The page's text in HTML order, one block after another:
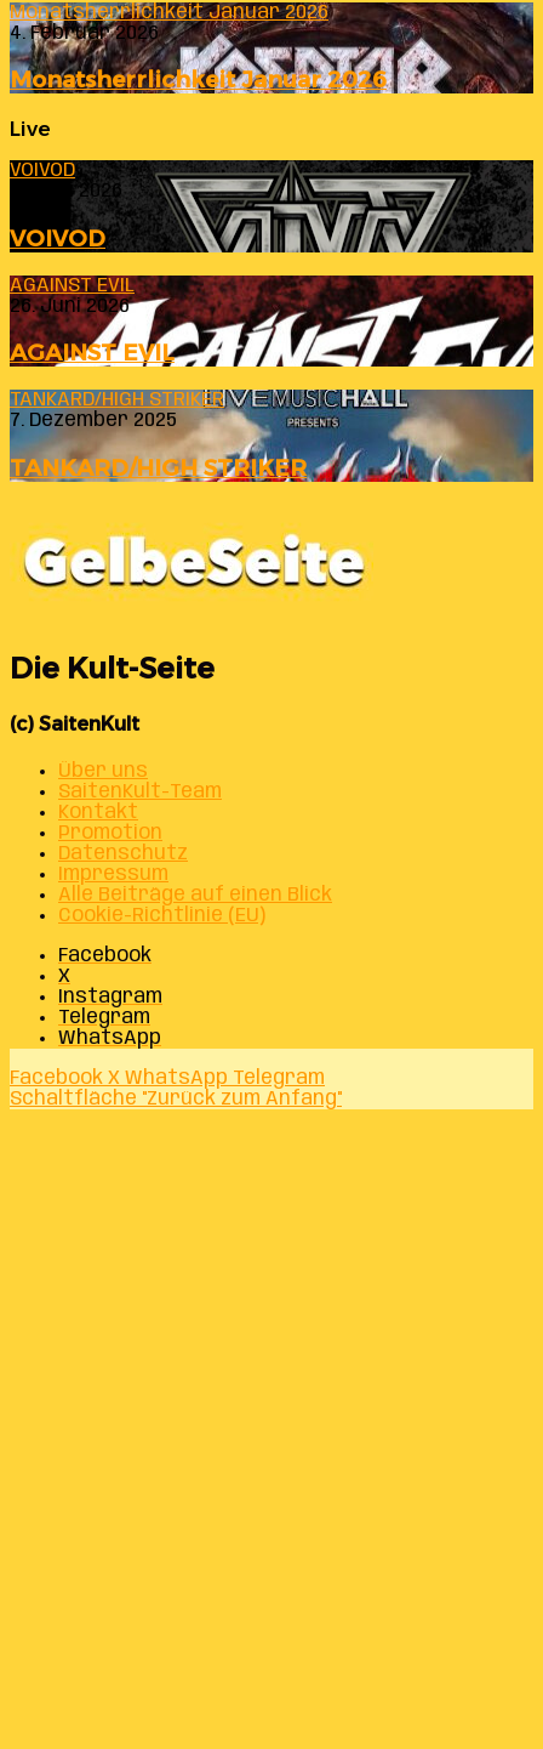
Monatsherrlichkeit Januar 2026
4. Februar 2026
Monatsherrlichkeit Januar 2026
Live
VOIVOD
23. Juli 2026
VOIVOD
AGAINST EVIL
26. Juni 2026
AGAINST EVIL
TANKARD/HIGH STRIKER
7. Dezember 2025
TANKARD/HIGH STRIKER
Die Kult-Seite
(c) SaitenKult
Über uns
SaitenKult-Team
Kontakt
Promotion
Datenschutz
Impressum
Alle Beiträge auf einen Blick
Cookie-Richtlinie (EU)
Facebook
X
Instagram
Telegram
WhatsApp
Facebook X WhatsApp Telegram
Schaltfläche "Zurück zum Anfang"